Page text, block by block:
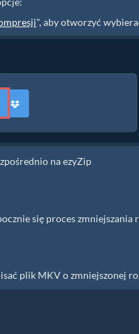
", aby otworzyć
na ezyZip
się proces
plik MKV o zmniejszonej